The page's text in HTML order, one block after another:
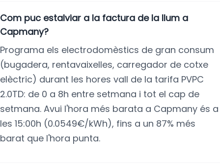
Com puc estalviar a la factura de la llum a
Capmany?
Programa els electrodomèstics de gran consum
(bugadera, rentavaixelles, carregador de cotxe
elèctric) durant les hores vall de la tarifa PVPC
2.0TD: de 0 a 8h entre setmana i tot el cap de
setmana. Avui l'hora més barata a Capmany és a
les 15:00h (0.0549€/kWh), fins a un 87% més
barat que l'hora punta.